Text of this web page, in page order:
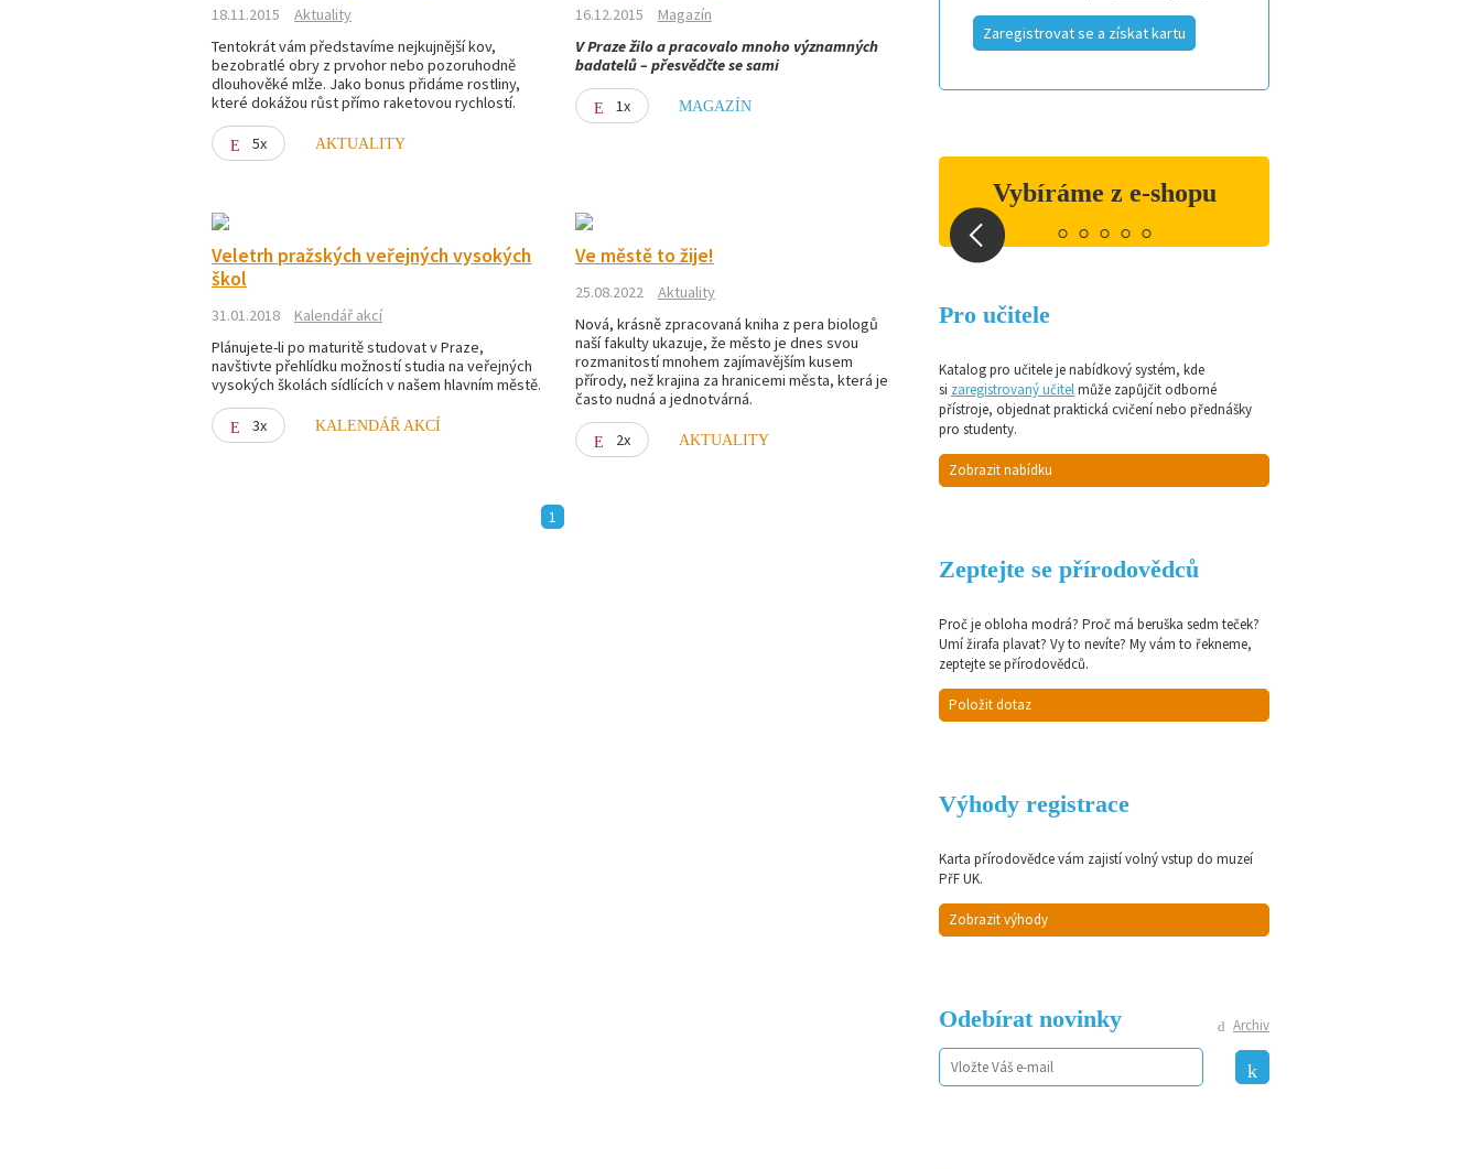
18.11.2015
Aktuality
Tentokrát vám představíme nejkujnější kov,
bezobratlé obry z prvohor nebo pozoruhodně
dlouhověké mlže. Jako bonus přidáme rostliny,
které dokážou růst přímo raketovou rychlostí.
5x AKTUALITY
16.12.2015
Magazín
V Praze žilo a pracovalo mnoho významných
badatelů – přesvědčte se sami
1x MAGAZÍN
Veletrh pražských veřejných vysokých
škol
31.01.2018
Kalendář akcí
Plánujete-li po maturitě studovat v Praze,
navštivte přehlídku možností studia na veřejných
vysokých školách sídlících v našem hlavním městě.
3x KALENDÁŘ AKCÍ
Ve městě to žije!
25.08.2022
Aktuality
Nová, krásně zpracovaná kniha z pera biologů
naší fakulty ukazuje, že město je dnes svou
rozmanitostí mnohem zajímavějším kusem
přírody, než krajina za hranicemi města, která je
často nudná a jednotvárná.
2x AKTUALITY
1
Zaregistrovat se a získat kartu
Vybíráme z e-shopu
Předplatné magazínu Přírodovědci.cz (4 vytištěná
Pro učitele
Katalog pro učitele je nabídkový systém, kde
si zaregistrovaný učitelmůže zapůjčit odborné
přístroje, objednat praktická cvičení nebo přednášky
pro studenty.
Zobrazit nabídku
Zeptejte se přírodovědců
Proč je obloha modrá? Proč má beruška sedm teček?
Umí žirafa plavat? Vy to nevíte? My vám to řekneme,
zeptejte se přírodovědců.
Položit dotaz
Výhody registrace
Karta přírodovědce vám zajistí volný vstup do muzeí
PřF UK.
Zobrazit výhody
Archiv
Odebírat novinky